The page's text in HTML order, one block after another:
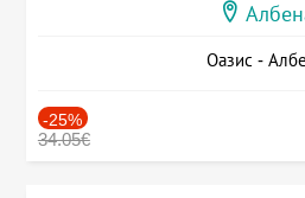
Оазис -
-25%
34.05€